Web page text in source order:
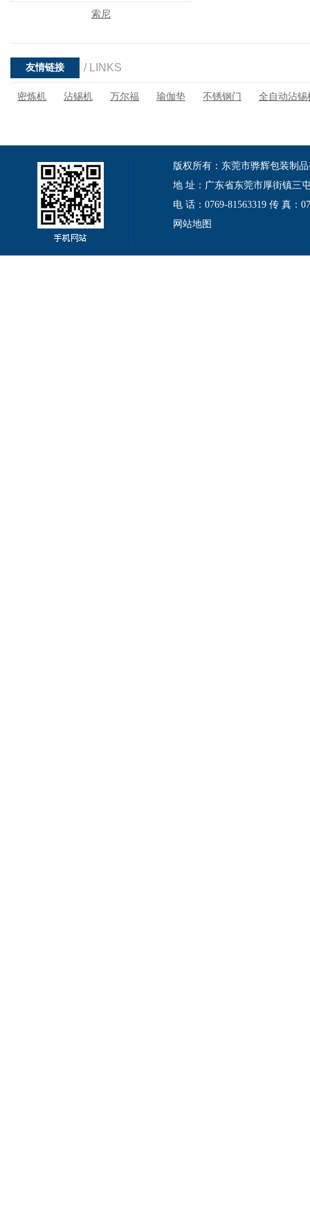
索尼
友情链接 / LINKS
密炼机 沾锡机 万尔福 瑜伽垫 不锈钢门 全自动沾锡
版权所有：东莞市骅辉包装制品
地 址：广东省东莞市厚街镇三
电 话：0769-81563319 传 真：
网站地图